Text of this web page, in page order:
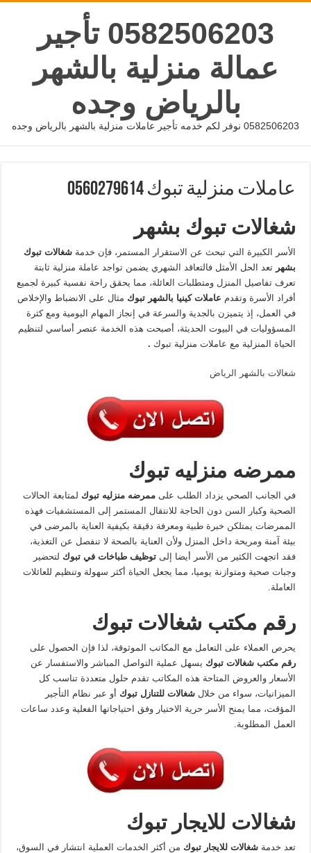
0582506203 تأجير
عمالة منزلية بالشهر
بالرياض وجده
0582506203 نوفر لكم خدمه تأجير عاملات منزلية بالشهر بالرياض وجده
عاملات منزلية تبوك 0560279614
شغالات تبوك بشهر
الأسر الكبيرة التي تبحث عن الاستقرار المستمر، فإن خدمةشغالات تبوك
بشهر تعد الحل الأمثل فالتعاقد الشهري يضمن تواجد عاملة منزلية ثابتة
تعرف تفاصيل المنزل ومتطلبات العائلة، مما يحقق راحة نفسية كبيرة لجميع
أفراد الأسرة وتقدم عاملات كينيا بالشهر تبوك مثال على الانضباط والإخلاص
في العمل، إذ يتميزن بالجدية والسرعة في إنجاز المهام اليومية ومع كثرة
المسؤوليات في البيوت الحديثة، أصبحت هذه الخدمة عنصر أساسي لتنظيم
الحياة المنزلية مع عاملات منزلية تبوك .
شغالات بالشهر الرياض
ممرضه منزليه تبوك
في الجانب الصحي يزداد الطلب علىممرضه منزليه تبوك لمتابعة الحالات
الصحية وكبار السن دون الحاجة للانتقال المستمر إلى المستشفيات فهذه
الممرضات يمتلكن خبرة طبية ومعرفة دقيقة بكيفية العناية بالمرضى في
بيئة آمنة ومريحة داخل المنزل ولأن العناية بالصحة لا تنفصل عن التغذية،
فقد اتجهت الكثير من الأسر أيضا إلىتوظيف طباخات في تبوك لتحضير
وجبات صحية ومتوازنة يوميا، مما يجعل الحياة أكثر سهولة وتنظيم للعائلات
العاملة.
رقم مكتب شغالات تبوك
يحرص العملاء على التعامل مع المكاتب الموثوقة، لذا فإن الحصول على
رقم مكتب شغالات تبوك يسهل عملية التواصل المباشر والاستفسار عن
الأسعار والعروض المتاحة هذه المكاتب تقدم حلول متعددة تناسب كل
الميزانيات، سواء من خلالشغالات للتنازل تبوك أو عبر نظام التأجير
المؤقت، مما يمنح الأسر حرية الاختيار وفق احتياجاتها الفعلية وعدد ساعات
العمل المطلوبة.
شغالات للايجار تبوك
تعد خدمةشغالات للايجار تبوك من أكثر الخدمات العملية انتشار في السوق،